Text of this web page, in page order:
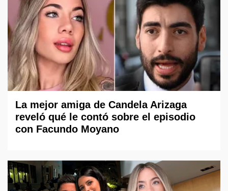
La mejor amiga de Candela Arizaga
reveló qué le contó sobre el episodio
con Facundo Moyano